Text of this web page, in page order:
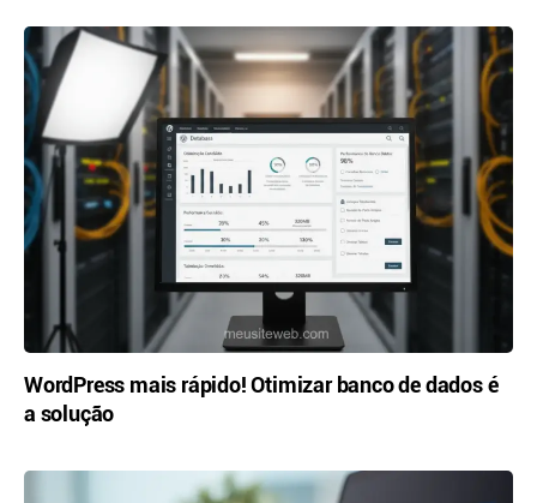
WordPress mais rápido! Otimizar banco de dados é
a solução